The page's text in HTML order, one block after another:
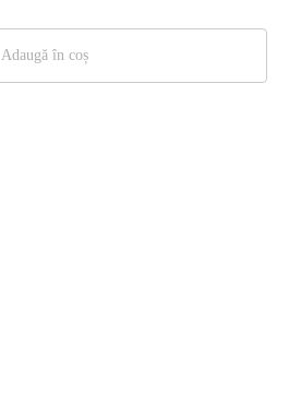
Adaugă în coș